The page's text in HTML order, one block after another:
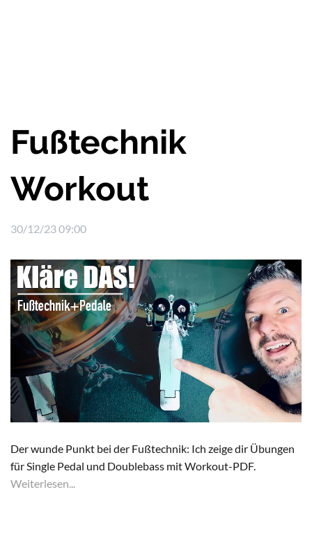
Fußtechnik
Workout
30/12/23 09:00
Der wunde Punkt bei der Fußtechnik: Ich zeige dir Übungen
für Single Pedal und Doublebass mit Workout-PDF.
Weiterlesen...